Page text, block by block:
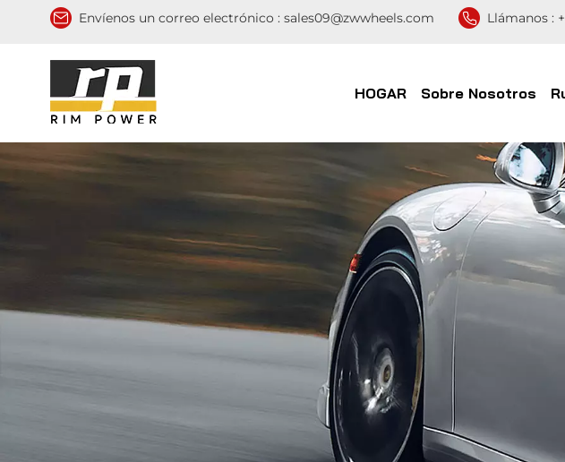
Envíenos un correo electrónico : sales09@zwwheels.com Llámanos :
HOGAR Sobre Nosotros